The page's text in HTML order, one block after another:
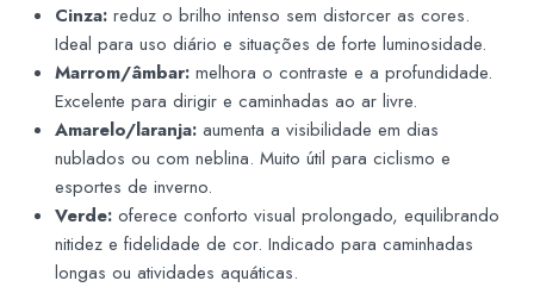
Cinza: reduz o brilho intenso sem distorcer as cores.
Ideal para uso diário e situações de forte luminosidade.
Marrom/âmbar: melhora o contraste e a profundidade.
Excelente para dirigir e caminhadas ao ar livre.
Amarelo/laranja: aumenta a visibilidade em dias
nublados ou com neblina. Muito útil para ciclismo e
esportes de inverno.
Verde: oferece conforto visual prolongado, equilibrando
nitidez e fidelidade de cor. Indicado para caminhadas
longas ou atividades aquáticas.